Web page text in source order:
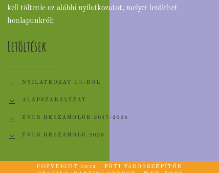
kell töltenie az alábbi nyilatkozatot, melyet letölthet
honlapunkról:
Letöltések
NYILATKOZAT 1%-RÓL
ALAPSZABÁLYZAT
ÉVES BESZÁMOLÓK 2017-2024
ÉVES BESZÁMOLÓ 2025
COPYRIGHT 2023 - FÓTI VÁROSSZÉPÍTŐK